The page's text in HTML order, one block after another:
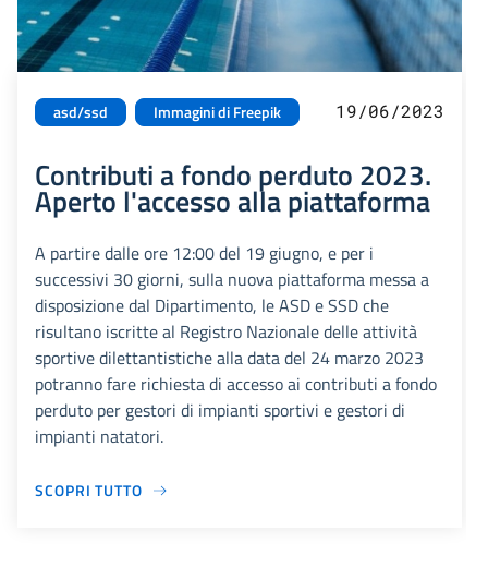
asd/ssd Immagini di Freepik 19/06/2023
Contributi a fondo perduto 2023.
Aperto l'accesso alla piattaforma
A partire dalle ore 12:00 del 19 giugno, e per i
successivi 30 giorni, sulla nuova piattaforma messa a
disposizione dal Dipartimento, le ASD e SSD che
risultano iscritte al Registro Nazionale delle attività
sportive dilettantistiche alla data del 24 marzo 2023
potranno fare richiesta di accesso ai contributi a fondo
perduto per gestori di impianti sportivi e gestori di
impianti natatori.
SCOPRI TUTTO